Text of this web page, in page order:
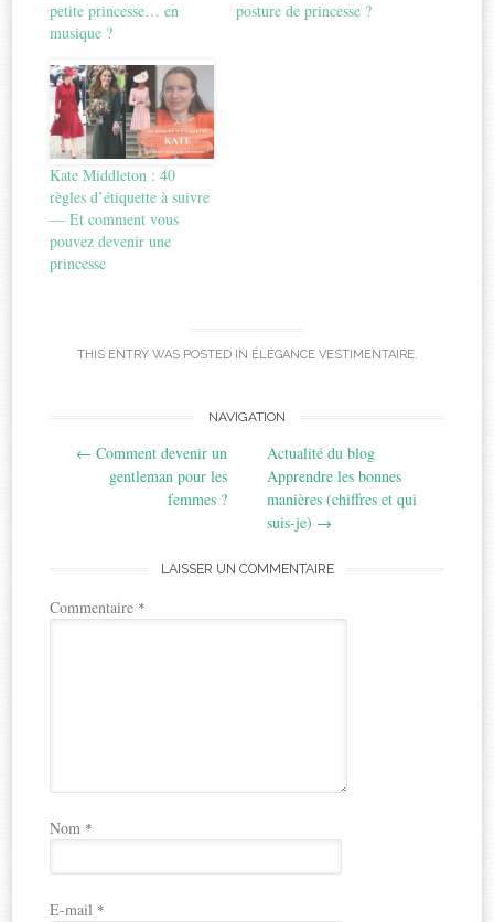
petite princesse… en
musique ?
posture de princesse ?
Kate Middleton : 40
règles d’étiquette à suivre
— Et comment vous
pouvez devenir une
princesse
THIS ENTRY WAS POSTED IN ÉLÉGANCE VESTIMENTAIRE.
navigation
NAVIGATION
← Comment devenir un
gentleman pour les
femmes ?
Actualité du blog
Apprendre les bonnes
manières (chiffres et qui
suis-je) →
LAISSER UN COMMENTAIRE
Commentaire *
Nom *
E-mail *